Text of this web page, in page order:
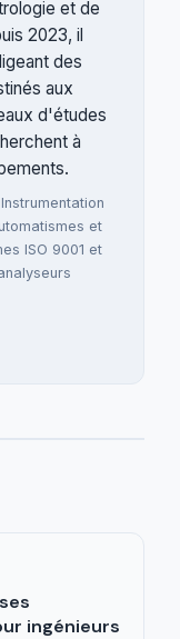
et de
2023, il
des
aux
d'études
à
Instrumentation
et
ISO 9001 et
ingénieurs